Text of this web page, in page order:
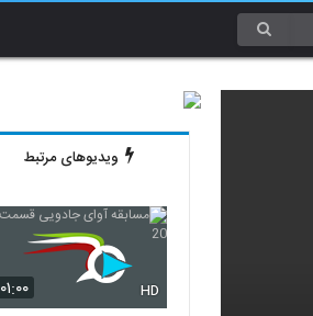
ویدیوهای مرتبط
۰۱:۰۰ HD